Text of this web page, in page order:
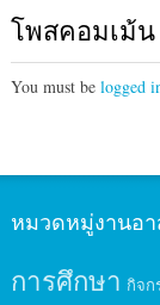
โพสคอมเม้น
You must be logged
หมวดหมู่งานอา
การศึกษา กิจก